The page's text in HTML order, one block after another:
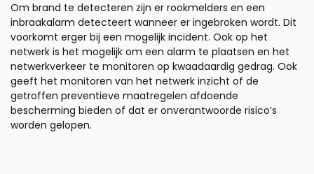
Om brand te detecteren zijn er rookmelders en een
inbraakalarm detecteert wanneer er ingebroken wordt. Dit
voorkomt erger bij een mogelijk incident. Ook op het
netwerk is het mogelijk om een alarm te plaatsen en het
netwerkverkeer te monitoren op kwaadaardig gedrag. Ook
geeft het monitoren van het netwerk inzicht of de
getroffen preventieve maatregelen afdoende
bescherming bieden of dat er onverantwoorde risico’s
worden gelopen.